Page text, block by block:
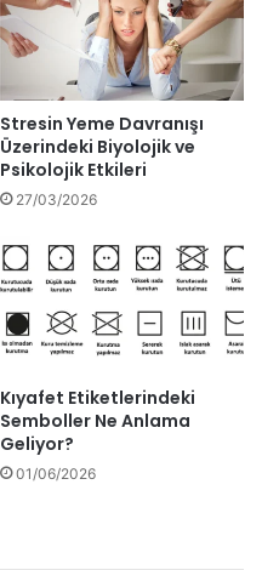
Stresin Yeme Davranışı
Üzerindeki Biyolojik ve
Psikolojik Etkileri
27/03/2026
Kıyafet Etiketlerindeki
Semboller Ne Anlama
Geliyor?
01/06/2026